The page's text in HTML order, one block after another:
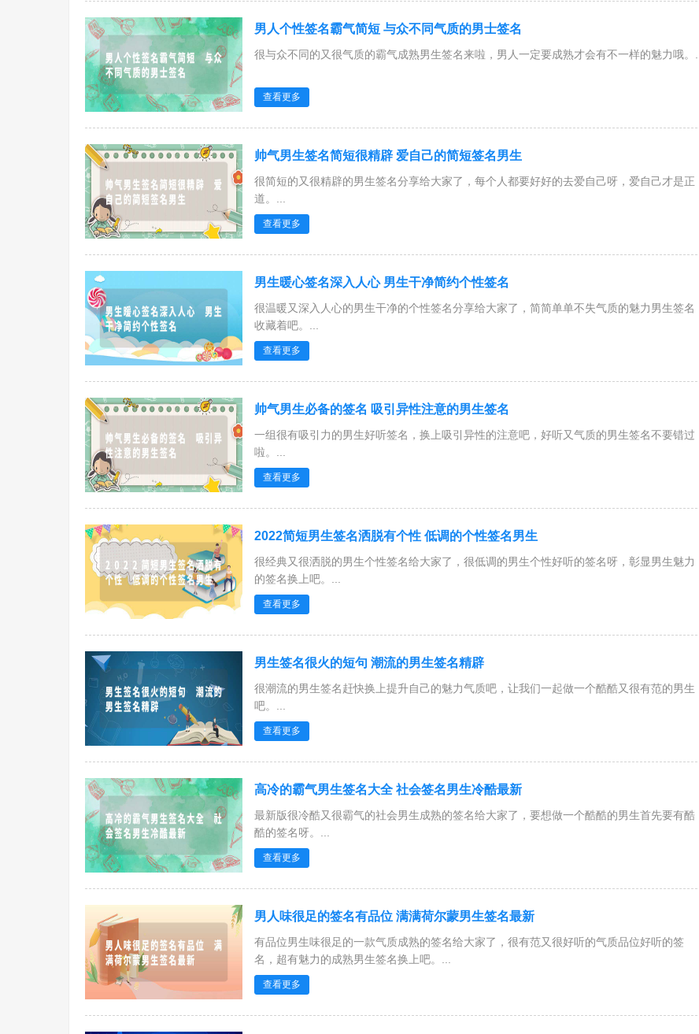
男人个性签名霸气简短 与众不同气质的男士签名
很与众不同的又很气质的霸气成熟男生签名来啦，男人一定要成熟才会有不一样的魅力哦。...
查看更多
帅气男生签名简短很精辟 爱自己的简短签名男生
很简短的又很精辟的男生签名分享给大家了，每个人都要好好的去爱自己呀，爱自己才是正
道。...
查看更多
男生暖心签名深入人心 男生干净简约个性签名
很温暖又深入人心的男生干净的个性签名分享给大家了，简简单单不失气质的魅力男生签名
收藏着吧。...
查看更多
帅气男生必备的签名 吸引异性注意的男生签名
一组很有吸引力的男生好听签名，换上吸引异性的注意吧，好听又气质的男生签名不要错过
啦。...
查看更多
2022简短男生签名洒脱有个性 低调的个性签名男生
很经典又很洒脱的男生个性签名给大家了，很低调的男生个性好听的签名呀，彰显男生魅力
的签名换上吧。...
查看更多
男生签名很火的短句 潮流的男生签名精辟
很潮流的男生签名赶快换上提升自己的魅力气质吧，让我们一起做一个酷酷又很有范的男生
吧。...
查看更多
高冷的霸气男生签名大全 社会签名男生冷酷最新
最新版很冷酷又很霸气的社会男生成熟的签名给大家了，要想做一个酷酷的男生首先要有酷
酷的签名呀。...
查看更多
男人味很足的签名有品位 满满荷尔蒙男生签名最新
有品位男生味很足的一款气质成熟的签名给大家了，很有范又很好听的气质品位好听的签
名，超有魅力的成熟男生签名换上吧。...
查看更多